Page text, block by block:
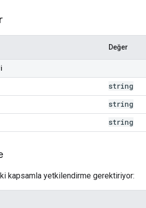
Değer
string
string
string
kapsamla yetkilendirme gerektiriyor: